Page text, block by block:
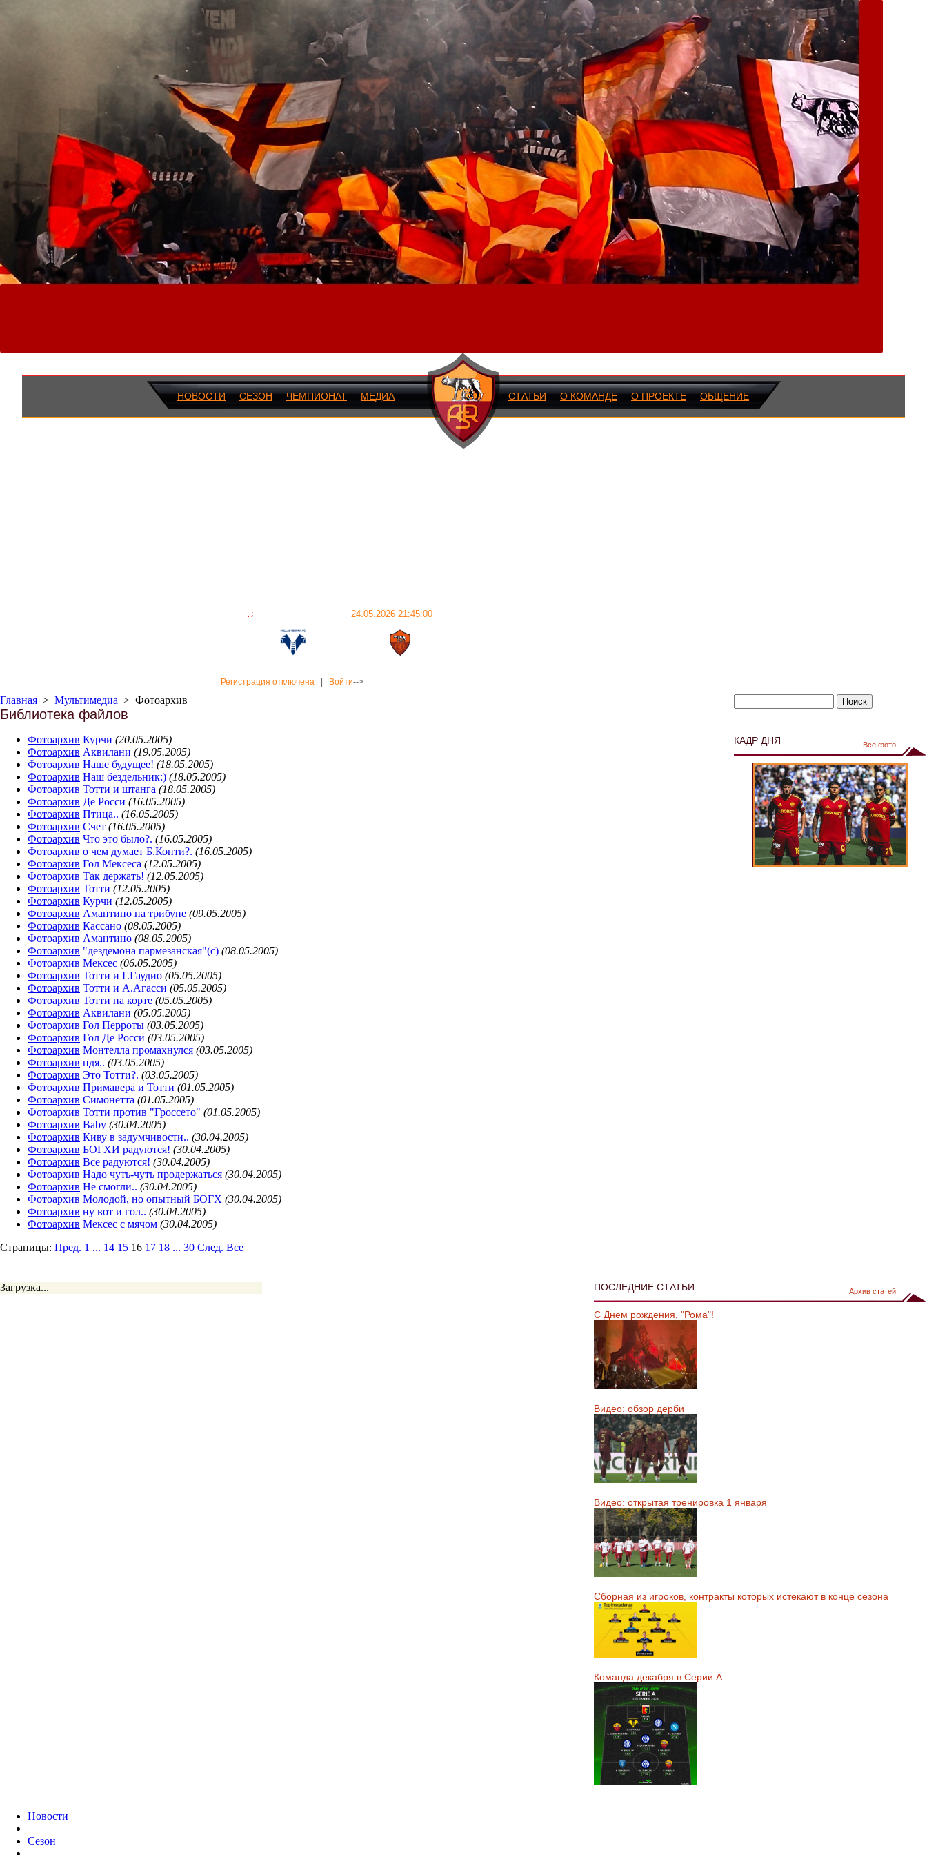
НОВОСТИ СЕЗОН ЧЕМПИОНАТ МЕДИА СТАТЬИ О КОМАНДЕ О ПРОЕКТЕ ОБЩЕНИЕ
24.05.2026 21:45:00
Регистрация отключена Войти-->
Главная > Мультимедиа > Фотоархив
Библиотека файлов
Фотоархив Курчи (20.05.2005)
Фотоархив Аквилани (19.05.2005)
Фотоархив Наше будущее! (18.05.2005)
Фотоархив Наш бездельник:) (18.05.2005)
Фотоархив Тотти и штанга (18.05.2005)
Фотоархив Де Росси (16.05.2005)
Фотоархив Птица.. (16.05.2005)
Фотоархив Счет (16.05.2005)
Фотоархив Что это было?. (16.05.2005)
Фотоархив о чем думает Б.Конти?. (16.05.2005)
Фотоархив Гол Мексеса (12.05.2005)
Фотоархив Так держать! (12.05.2005)
Фотоархив Тотти (12.05.2005)
Фотоархив Курчи (12.05.2005)
Фотоархив Амантино на трибуне (09.05.2005)
Фотоархив Кассано (08.05.2005)
Фотоархив Амантино (08.05.2005)
Фотоархив "дездемона пармезанская"(с) (08.05.2005)
Фотоархив Мексес (06.05.2005)
Фотоархив Тотти и Г.Гаудио (05.05.2005)
Фотоархив Тотти и А.Агасси (05.05.2005)
Фотоархив Тотти на корте (05.05.2005)
Фотоархив Аквилани (05.05.2005)
Фотоархив Гол Перроты (03.05.2005)
Фотоархив Гол Де Росси (03.05.2005)
Фотоархив Монтелла промахнулся (03.05.2005)
Фотоархив ндя.. (03.05.2005)
Фотоархив Это Тотти?. (03.05.2005)
Фотоархив Примавера и Тотти (01.05.2005)
Фотоархив Симонетта (01.05.2005)
Фотоархив Тотти против "Гроссето" (01.05.2005)
Фотоархив Baby (30.04.2005)
Фотоархив Киву в задумчивости.. (30.04.2005)
Фотоархив БОГХИ радуются! (30.04.2005)
Фотоархив Все радуются! (30.04.2005)
Фотоархив Надо чуть-чуть продержаться (30.04.2005)
Фотоархив Не смогли.. (30.04.2005)
Фотоархив Молодой, но опытный БОГХ (30.04.2005)
Фотоархив ну вот и гол.. (30.04.2005)
Фотоархив Мексес с мячом (30.04.2005)
Страницы: Пред. 1 ... 14 15 16 17 18 ... 30 След. Все
КАДР ДНЯ Все фото
Загрузка... ПОСЛЕДНИЕ СТАТЬИ Архив статей
С Днем рождения, "Рома"!
Видео: обзор дерби
Видео: открытая тренировка 1 января
Сборная из игроков, контракты которых истекают в конце сезона
Команда декабря в Серии А
Новости
Сезон